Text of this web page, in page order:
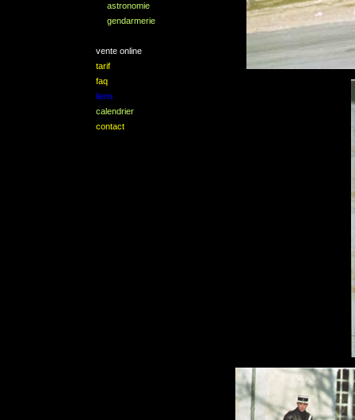
astronomie
gendarmerie
vente online
tarif
faq
liens
calendrier
contact